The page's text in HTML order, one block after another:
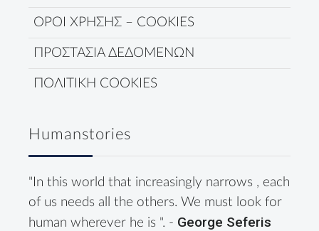
ΟΡΟΙ ΧΡΗΣΗΣ – COOKIES
ΠΡΟΣΤΑΣΙΑ ΔΕΔΟΜΕΝΩΝ
ΠΟΛΙΤΙΚΗ COOKIES
Humanstories
"In this world that increasingly narrows , each
of us needs all the others. We must look for
human wherever he is ". - George Seferis